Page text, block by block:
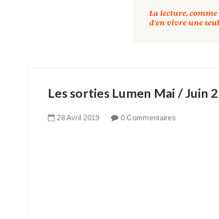
Les sorties Lumen Mai / Juin
28Avril 2019 0 Commentaires